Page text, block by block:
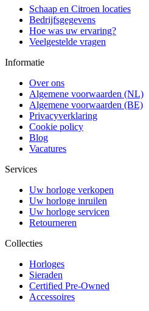
Schaap en Citroen locaties
Bedrijfsgegevens
Hoe was uw ervaring?
Veelgestelde vragen
Informatie
Over ons
Algemene voorwaarden (NL)
Algemene voorwaarden (BE)
Privacyverklaring
Cookie policy
Blog
Vacatures
Services
Uw horloge verkopen
Uw horloge inruilen
Uw horloge servicen
Retourneren
Collecties
Horloges
Sieraden
Certified Pre-Owned
Accessoires